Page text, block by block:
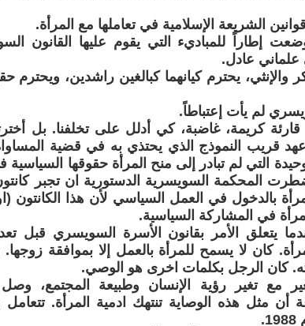
الشريعة الإسلامية في تعاملها مع المرأة.
إطاراً للمباديء التي يقوم عليها القانون
علماني عادل.
والإنثي، يحترم كيانهما كبالغين راشدين،
لم يأت إعتباطاً.
كريمة، غاضبة، كي أدلل على تخلفنا. بل
قريب النموذج الذي يحتذي به في قضية
التي لم تبادر إلى منح المرأة حقوقها
عام 1971. وإضطرت المحكمة السويسرية الدستورية ان تجبر
للمرأة بالدخول في العمل السياسي لأن هذا الكانتون
في المشاركة السياسية.
يتعلق الأمر بقانون الأسرة السويسري قبل
كان لا يسمح للمرأة بالعمل إلا بموافقة
كان الرجل بكلمات اخرى هو الوصي.
مع تغير رؤية الإنسان وطبيعة المجتمع،
أن مثل هذه الوصاية تنتهك ادمية المرأة.